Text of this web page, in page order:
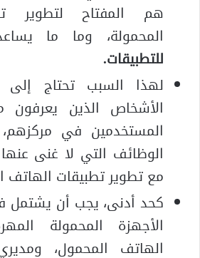
هم المفتاح لتطوير
المحمولة، وما ما
للتطبيقات.
لهذا السبب تحتاج إلى
الأشخاص الذين يعرفون
المستخدمين في
الوظائف التي لا غنى
مع تطوير تطبيقات الهاتف
كحد أدنى، يجب أن
الأجهزة المحمولة
الهاتف المحمول،